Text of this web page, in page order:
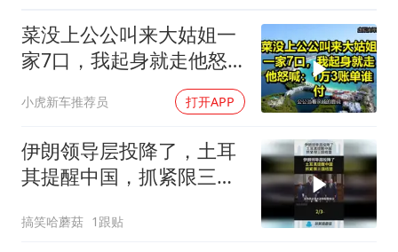
菜没上公公叫来大姑姐一
家7口，我起身就走他怒
喊：1万3账单谁付
小虎新车推荐员 打开APP
伊朗领导层投降了，土耳
其提醒中国，抓紧限三国
搞笑哈蘑菇 1跟贴